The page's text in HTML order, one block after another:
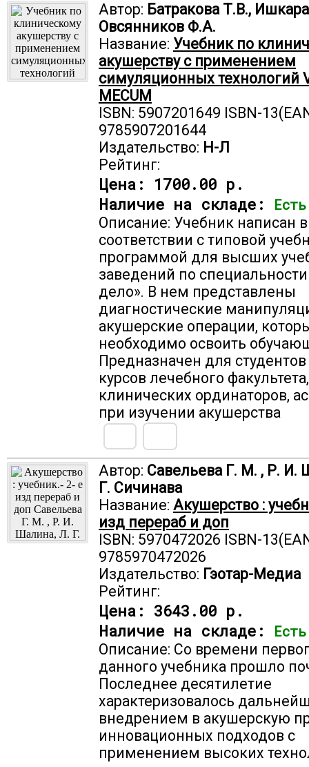
Автор: Батракова Т.В.,
Овсянников Ф.А.
Название: Учебник по
акушерству с применением
симуляционных технологий
MECUM
ISBN: 5907201649 ISBN-
9785907201644
Издательство: Н-Л
Рейтинг:
Цена: 1700.00 р.
Наличие на складе:
Описание: Учебник написан в
соответствии с типовой
программой для высших
заведений по
дело». В нем представлены
диагностические
акушерские операции,
необходимо освоить
Предназначен для студентов
курсов лечебного факультета,
клинических ординаторов,
при изучении акушерства
Автор: Савельева Г. М. , Р. И.
Г. Сичинава
Название: Акушерство :
изд перераб и доп
ISBN: 5970472026 ISBN-
9785970472026
Издательство: Гэотар-Медиа
Рейтинг:
Цена: 3643.00 р.
Наличие на складе:
Описание: Со времени
данного учебника прошло
Последнее десятилетие
характеризовалось
внедрением в акушерскую
инновационных подходов с
применением высоких